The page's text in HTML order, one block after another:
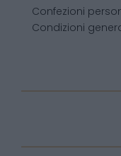
Confezioni
Condizioni